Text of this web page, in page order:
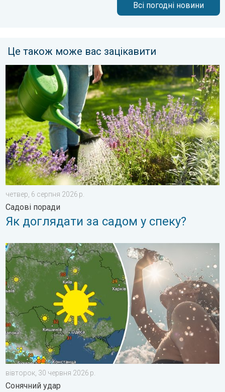
Всі погодні новини
Це також може вас зацікавити
Як доглядати за садом у спеку?. Садові поради. . . четвер,
четвер, 6 серпня 2026 р.
Садові поради
Як доглядати за садом у спеку?
Занадто багато сонця для мозку. Сонячний удар. . .
вівторок, 30 червня 2026 р.
Сонячний удар